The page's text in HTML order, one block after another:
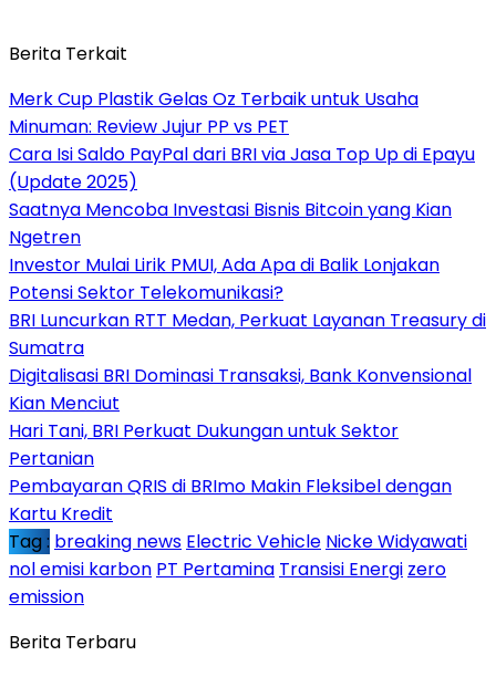
Berita Terkait
Merk Cup Plastik Gelas Oz Terbaik untuk Usaha
Minuman: Review Jujur PP vs PET
Cara Isi Saldo PayPal dari BRI via Jasa Top Up di Epayu
(Update 2025)
Saatnya Mencoba Investasi Bisnis Bitcoin yang Kian
Ngetren
Investor Mulai Lirik PMUI, Ada Apa di Balik Lonjakan
Potensi Sektor Telekomunikasi?
BRI Luncurkan RTT Medan, Perkuat Layanan Treasury di
Sumatra
Digitalisasi BRI Dominasi Transaksi, Bank Konvensional
Kian Menciut
Hari Tani, BRI Perkuat Dukungan untuk Sektor
Pertanian
Pembayaran QRIS di BRImo Makin Fleksibel dengan
Kartu Kredit
Tag : breaking news Electric Vehicle Nicke Widyawati
nol emisi karbon PT Pertamina Transisi Energi zero
emission
Berita Terbaru